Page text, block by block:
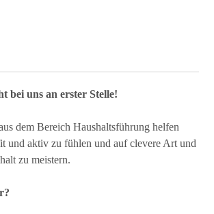
bei uns an erster Stelle!
dem Bereich Haushaltsführung helfen
und aktiv zu fühlen und auf clevere Art und
zu meistern.